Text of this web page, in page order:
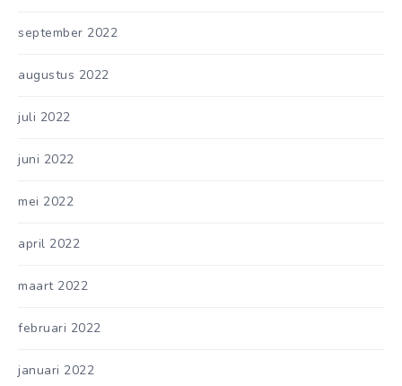
september 2022
augustus 2022
juli 2022
juni 2022
mei 2022
april 2022
maart 2022
februari 2022
januari 2022